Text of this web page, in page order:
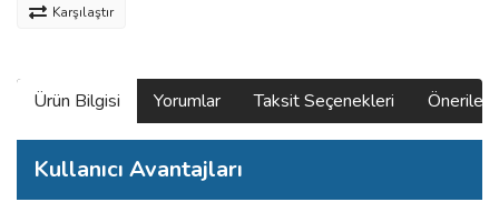
Karşılaştır
Ürün Bilgisi Yorumlar Taksit Seçenekleri
Kullanıcı Avantajları